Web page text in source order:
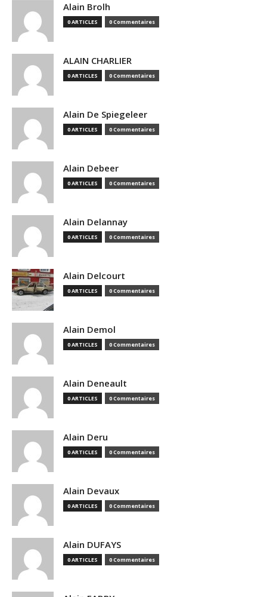
Alain Brolh
0 ARTICLES 0 Commentaires
ALAIN CHARLIER
0 ARTICLES 0 Commentaires
Alain De Spiegeleer
0 ARTICLES 0 Commentaires
Alain Debeer
0 ARTICLES 0 Commentaires
Alain Delannay
0 ARTICLES 0 Commentaires
Alain Delcourt
0 ARTICLES 0 Commentaires
Alain Demol
0 ARTICLES 0 Commentaires
Alain Deneault
0 ARTICLES 0 Commentaires
Alain Deru
0 ARTICLES 0 Commentaires
Alain Devaux
0 ARTICLES 0 Commentaires
Alain DUFAYS
0 ARTICLES 0 Commentaires